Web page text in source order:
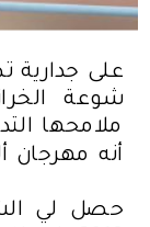
على جدارية
شوعة
ملامحها
أنه مهرجان
حصل لي